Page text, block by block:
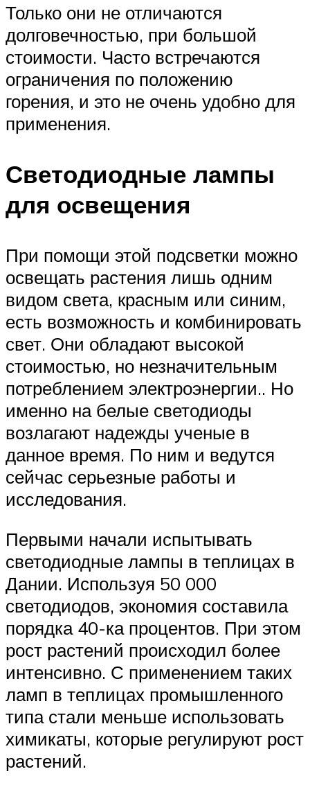
Только они не отличаются
долговечностью, при большой
стоимости. Часто встречаются
ограничения по положению
горения, и это не очень удобно для
применения.
Светодиодные лампы
для освещения
При помощи этой подсветки можно
освещать растения лишь одним
видом света, красным или синим,
есть возможность и комбинировать
свет. Они обладают высокой
стоимостью, но незначительным
потреблением электроэнергии.. Но
именно на белые светодиоды
возлагают надежды ученые в
данное время. По ним и ведутся
сейчас серьезные работы и
исследования.
Первыми начали испытывать
светодиодные лампы в теплицах в
Дании. Используя 50 000
светодиодов, экономия составила
порядка 40-ка процентов. При этом
рост растений происходил более
интенсивно. С применением таких
ламп в теплицах промышленного
типа стали меньше использовать
химикаты, которые регулируют рост
растений.